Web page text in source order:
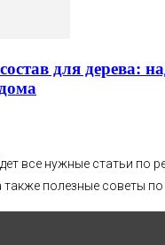
для дерева:
все нужные статьи по
также полезные советы по